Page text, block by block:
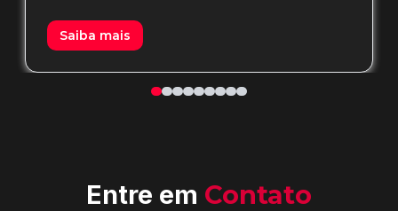
Saiba mais
Entre em Contato